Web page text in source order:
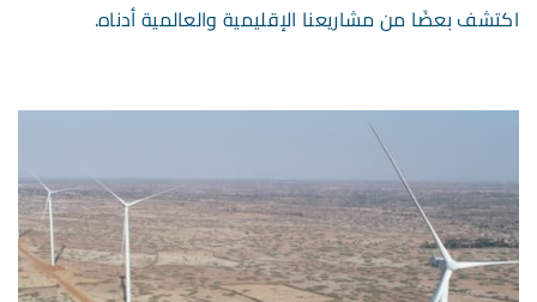
اكتشف بعضًا من مشاريعنا الإقليمية والعالمية أدناه.